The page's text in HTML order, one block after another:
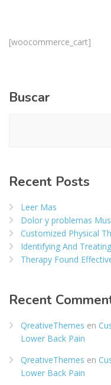
[woocommerce_cart]
Buscar
Recent Posts
Leer Mas
Dolor y problemas
Customized Physical
Identifying And
Therapy Found
Recent
QreativeThemes en
Lower Back Pain
QreativeThemes en
Lower Back Pain